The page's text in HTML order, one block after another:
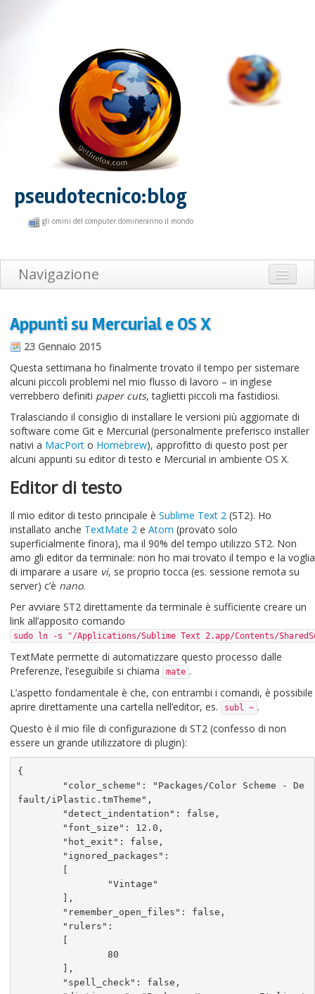
pseudotecnico:blog
gli omini del computer domineranno il mondo
Navigazione
Informazioni sul blog
Varie
Cookie
Appunti su Mercurial e OS X
23 Gennaio 2015
Questa settimana ho finalmente trovato il tempo per sistemare
alcuni piccoli problemi nel mio flusso di lavoro – in inglese
verrebbero definiti paper cuts, taglietti piccoli ma fastidiosi.
Tralasciando il consiglio di installare le versioni più aggiornate di
software come Git e Mercurial (personalmente preferisco installer
nativi a MacPort o Homebrew), approfitto di questo post per
alcuni appunti su editor di testo e Mercurial in ambiente OS X.
Editor di testo
Il mio editor di testo principale è Sublime Text 2 (ST2). Ho
installato anche TextMate 2 e Atom (provato solo
superficialmente finora), ma il 90% del tempo utilizzo ST2. Non
amo gli editor da terminale: non ho mai trovato il tempo e la voglia
di imparare a usare vi, se proprio tocca (es. sessione remota su
server) c’è nano.
Per avviare ST2 direttamente da terminale è sufficiente creare un
link all’apposito comando
sudo ln -s "/Applications/Sublime Text 2.app/Contents/
TextMate permette di automatizzare questo processo dalle
Preferenze, l’eseguibile si chiama
mate .
L’aspetto fondamentale è che, con entrambi i comandi, è possibile
aprire direttamente una cartella nell’editor, es.
subl ~ .
Questo è il mio file di configurazione di ST2 (confesso di non
essere un grande utilizzatore di plugin):
{
fault/iPlastic.tmTheme",